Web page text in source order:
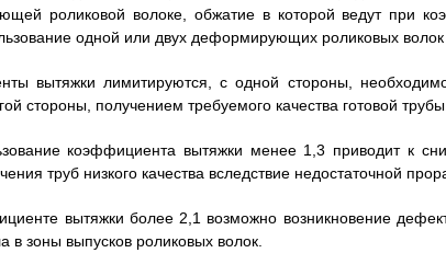
роликовой волоке, обжатие в которой ведут при
одной или двух деформирующих роликовых
вытяжки лимитируются, с одной стороны,
стороны, получением требуемого качества готовой трубы.
коэффициента вытяжки менее 1,3 приводит к
труб низкого качества вследствие недостаточной
вытяжки более 2,1 возможно возникновение
в зоны выпусков роликовых волок.